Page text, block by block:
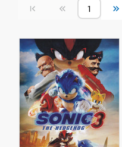
Vorherige Seite